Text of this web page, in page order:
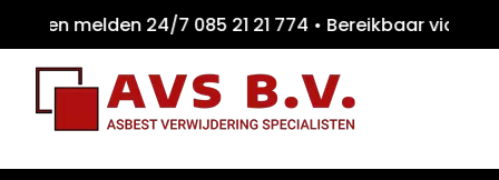
melden 24/7 085 21 21 774 •